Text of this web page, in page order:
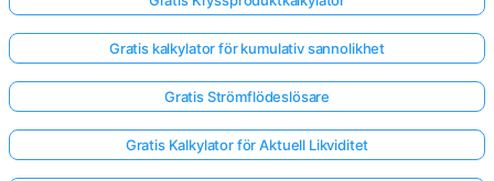
Gratis kalkylator för kumulativ sannolikhet
Gratis Strömflödeslösare
Gratis Kalkylator för Aktuell Likviditet